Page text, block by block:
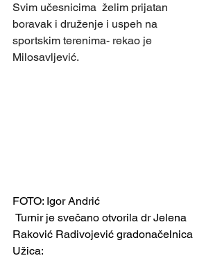
Svim učesnicima  želim prijatan
boravak i druženje i uspeh na
sportskim terenima- rekao je
Milosavljević.
FOTO: Igor Andrić
Raković Radivojević gradonačelnica
Užica: